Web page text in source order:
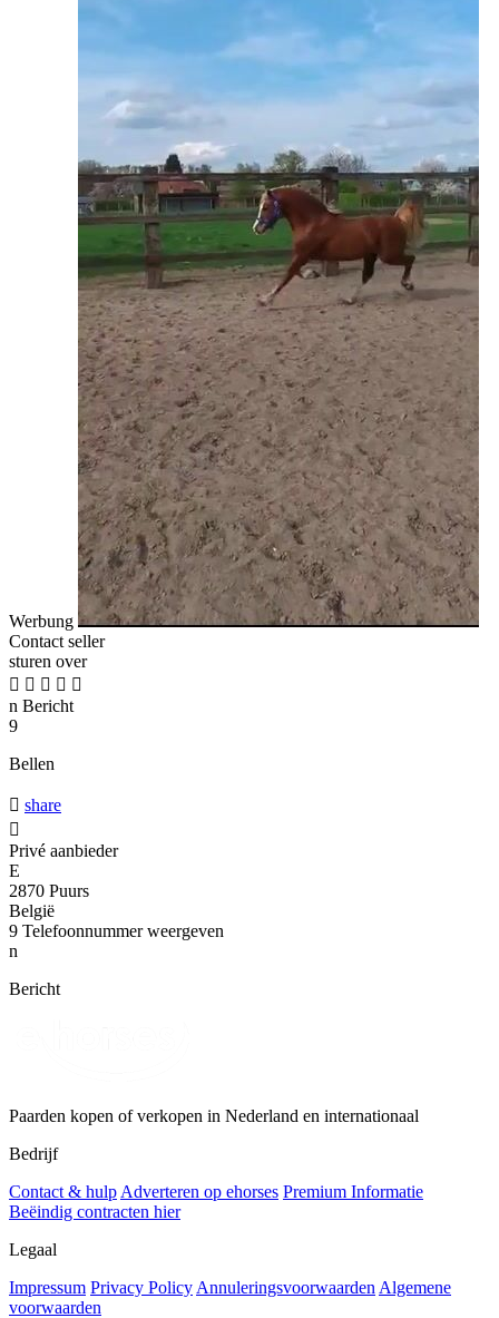
Werbung
Contact seller
sturen over
    
n Bericht
9
Bellen
 share

Privé aanbieder
E
2870 Puurs
België
9 Telefoonnummer weergeven
n
Bericht
Paarden kopen of verkopen in Nederland en internationaal
Bedrijf
Contact & hulp Adverteren op ehorses Premium Informatie
Beëindig contracten hier
Legaal
Impressum Privacy Policy Annuleringsvoorwaarden Algemene
voorwaarden